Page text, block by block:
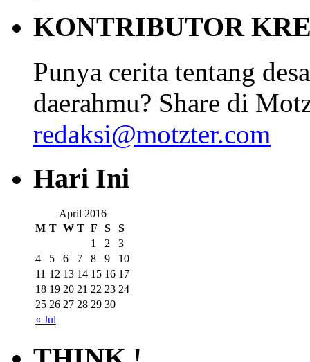
KONTRIBUTOR
Punya cerita tentang
daerahmu? Share di
redaksi@motzter.com
Hari Ini
April 2016
M T W T F S S
« Jul
1 2
3
4
5 6 7 8 9
10
11 12 13 14 15 16 17
18 19 20 21 22 23 24
25 26 27 28 29 30